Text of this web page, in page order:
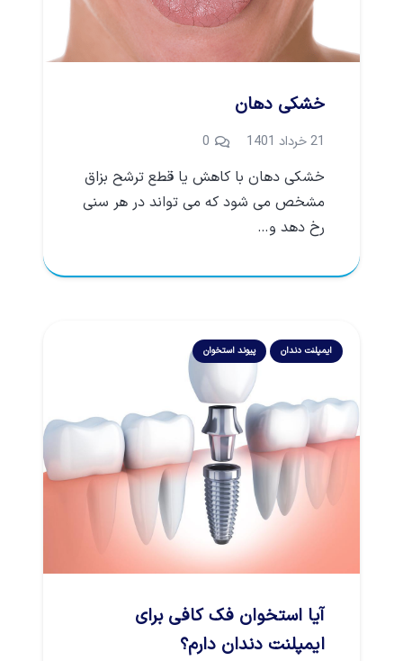
خشکی دهان
21 خرداد 1401 0
خشکی دهان با کاهش یا قطع ترشح بزاق
مشخص می شود که می تواند در هر سنی
رخ دهد و…
ایمپلنت دندان پیوند استخوان
آیا استخوان فک کافی برای
ایمپلنت دندان دارم؟